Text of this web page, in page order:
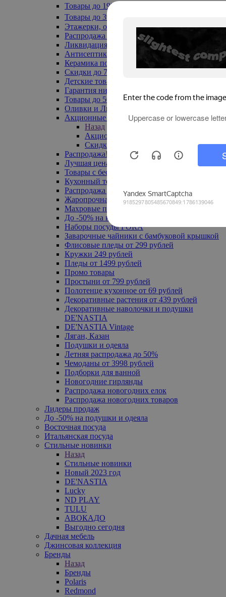
Товары до 199₽
Товары до 399₽
Этажерки, обувницы
Распродажа текстиля до -50%
Ликвидация до -70%
Антисептики
Керамика по 129 руб
Скидки до 70%
Детские товары
Гарантия низкой цены
Товары до 500 руб
Оливки и Лимоны
Акционные товары
Назад
Акционные товары
Скидка 20% по промокоду
Распродажа! Ульяновск до -70%
Лучшая цена
Товары с бесплатной доставкой
Кухонный текстиль
Распродажа до -50%
Жаропрочная посуда
Махровые полотенца
До -50% на ковры
Наборы посуды FORA
Заварочные чайники с бамбуковой крышкой
Флисовые пледы от 299 рублей
Кружки 249 рублей
Пледы от 1499 рублей
Промо товары
Простыни от 799 рублей
Полотенце кухонное от 69 рублей
Декоративные растения от 439 рублей
Декоративные наволочки и подушки
DE'NASTIA
DE'NASTIA Vintage
Ляган, Казан
Подушки и одеяла
Летняя распродажа до 50%
Чемоданы от 3998 рублей
Подборки для ванной
Новогодние гирлянды
Распродажа новогодних елок
Распродажа новогодних товаров
Лидеры продаж
До -50% на подушки и одеяла
Восточная посуда
Итальянская посуда
Стильные новинки
Назад
Стильные новинки
Новый 2023 год
DE'NASTIA
Lucky
ND PLAY
TULU
АВОКАДО
Выгодно сегодня
Дачная мебель
Джинсовая коллекция
Бренды
Назад
Бренды
Polaris
Redmond